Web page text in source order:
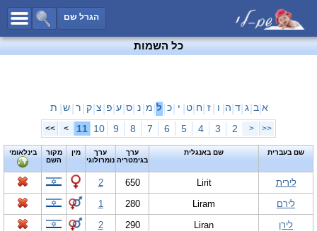
הגרל שם
כל השמות
שמות לבנים
שמות משותפים
שמות נפוצים
שמות נדירים
קטגוריות
מפורסמיםחדש!
נומרולוגיה
כל השמות
א ב ג ד ה ו ז ח ט י כ ל מ נ ס ע פ צ ק ר ש ת
<<
<
2
3
4
5
6
7
8
9
10
11
>
>>
שם בעברית שם באנגלית
ערך
בגימטריה
ערך
נומרולוגי
מין
מקור
השם
בינלאומי
לירית Lirit
650
2
לירם
Liram
280
1
לירן
Liran
290
2